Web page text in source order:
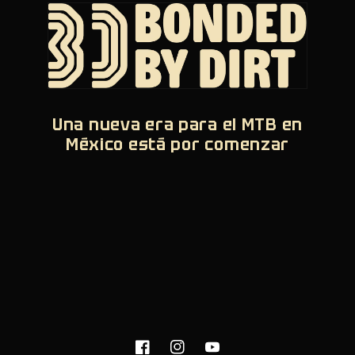
Una nueva era para el MTB en
México está por comenzar